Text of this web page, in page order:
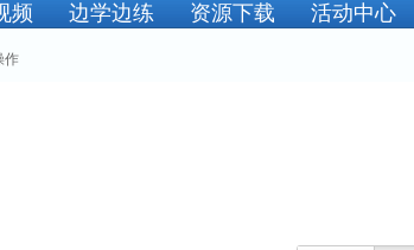
频 边学边练 资源下载 活动中心
作